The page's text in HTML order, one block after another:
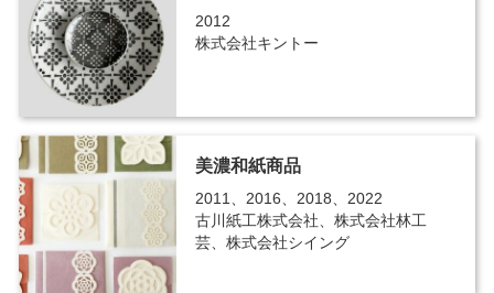
2012
株式会社キントー
美濃和紙商品
2011、2016、2018、2022
古川紙工株式会社、株式会社林工
芸、株式会社シイング